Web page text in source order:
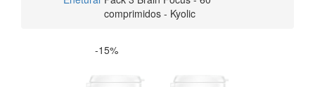
comprimidos - Kyolic
-15%